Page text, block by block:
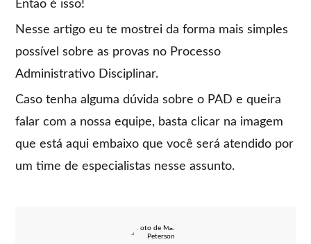
Então é isso!
Nesse artigo eu te mostrei da forma mais simples
possível sobre as provas no Processo
Administrativo Disciplinar.
Caso tenha alguma dúvida sobre o PAD e queira
falar com a nossa equipe, basta clicar na imagem
que está aqui embaixo que você será atendido por
um time de especialistas nesse assunto.